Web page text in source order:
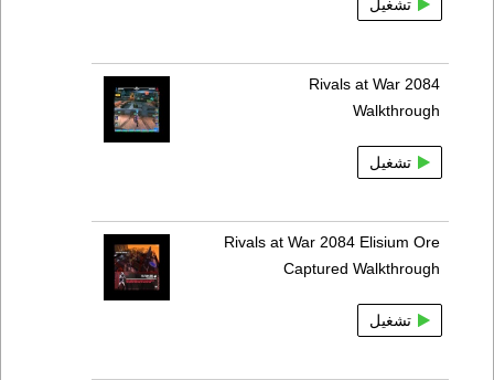
تشغيل
Rivals at War 2084
Walkthrough
تشغيل
Rivals at War 2084 Elisium Ore
Captured Walkthrough
تشغيل